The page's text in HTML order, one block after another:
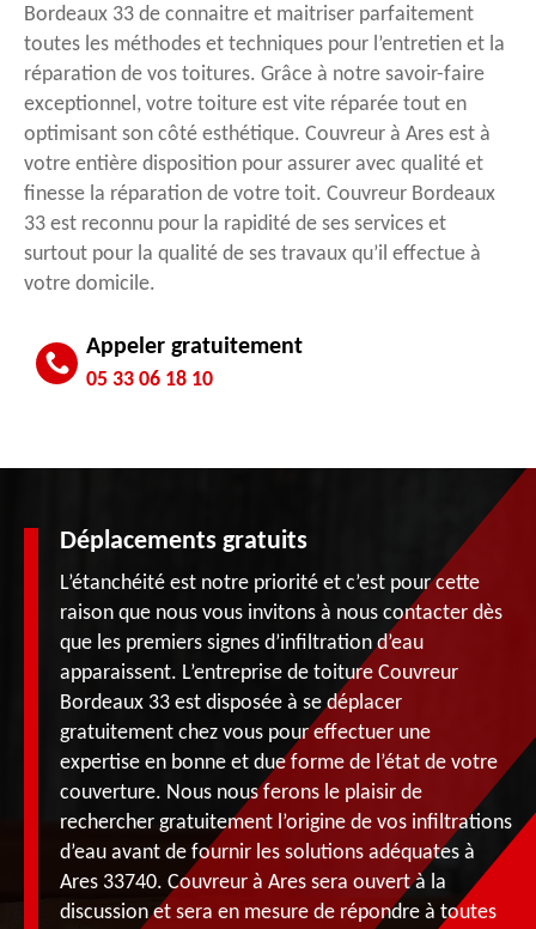
Bordeaux 33 de connaitre et maitriser parfaitement
toutes les méthodes et techniques pour l’entretien et la
réparation de vos toitures. Grâce à notre savoir-faire
exceptionnel, votre toiture est vite réparée tout en
optimisant son côté esthétique. Couvreur à Ares est à
votre entière disposition pour assurer avec qualité et
finesse la réparation de votre toit. Couvreur Bordeaux
33 est reconnu pour la rapidité de ses services et
surtout pour la qualité de ses travaux qu’il effectue à
votre domicile.
Appeler gratuitement
05 33 06 18 10
Déplacements gratuits
L’étanchéité est notre priorité et c’est pour cette
raison que nous vous invitons à nous contacter dès
que les premiers signes d’infiltration d’eau
apparaissent. L’entreprise de toiture Couvreur
Bordeaux 33 est disposée à se déplacer
gratuitement chez vous pour effectuer une
expertise en bonne et due forme de l’état de votre
couverture. Nous nous ferons le plaisir de
rechercher gratuitement l’origine de vos infiltrations
d’eau avant de fournir les solutions adéquates à
Ares 33740. Couvreur à Ares sera ouvert à la
discussion et sera en mesure de répondre à toutes